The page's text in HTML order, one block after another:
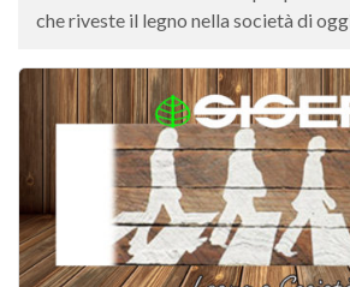
Versamento Quote di Iscrizione
Lista dei Gruppi di Lavoro SISEF
GdL Inquinamento e Foreste
GdL Terpeni in Ecologia
GdL Biodiversità Forestale
GdL Arboricoltura da Legno e
che riveste il legno nella società di